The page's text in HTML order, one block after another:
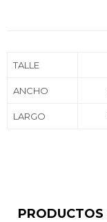
TALLE
ANCHO
LARGO
PRODUCTOS